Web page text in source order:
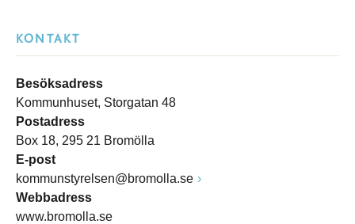
KONTAKT
Besöksadress
Kommunhuset, Storgatan 48
Postadress
Box 18, 295 21 Bromölla
E-post
kommunstyrelsen@bromolla.se
Webbadress
www.bromolla.se